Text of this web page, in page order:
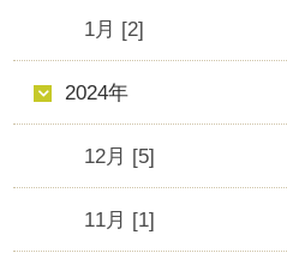
1月 [2]
2024年
12月 [5]
11月 [1]